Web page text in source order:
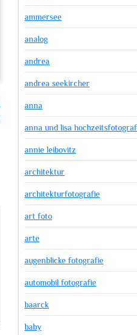
ammersee
analog
andrea
andrea seekircher
anna
anna und lisa
annie leibovitz
architektur
architekturfotografie
art foto
arte
augenblicke fotografie
automobil fotografie
baarck
baby